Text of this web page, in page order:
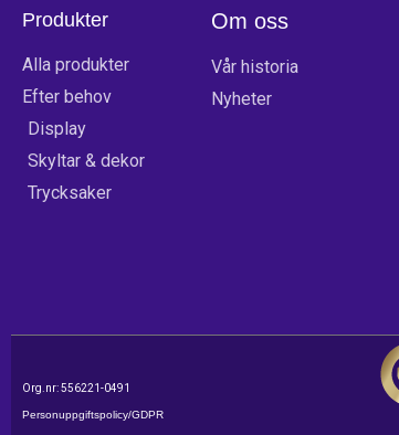
Produkter
Alla produkter
Efter behov
Display
Skyltar & dekor
Trycksaker
Om oss
Vår historia
Nyheter
Org.nr: 556221-0491
Personuppgiftspolicy/GDPR